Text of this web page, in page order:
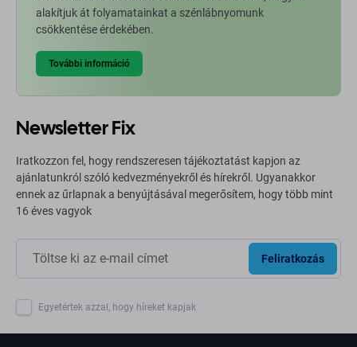
alakítjuk át folyamatainkat a szénlábnyomunk
csökkentése érdekében.
További információ
Newsletter Fix
Iratkozzon fel, hogy rendszeresen tájékoztatást kapjon az
ajánlatunkról szóló kedvezményekről és hírekről. Ugyanakkor
ennek az űrlapnak a benyújtásával megerősítem, hogy több mint
16 éves vagyok
Feliratkozás
Egyetértek azzal, hogy híreket kapjak